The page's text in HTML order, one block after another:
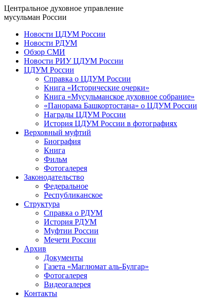
Центральное духовное управление
мусульман России
Новости ЦДУМ России
Новости РДУМ
Обзор СМИ
Новости РИУ ЦДУМ России
ЦДУМ России
Справка о ЦДУМ России
Книга «Исторические очерки»
Книга «Мусульманское духовное собрание»
«Панорама Башкортостана» о ЦДУМ России
Награды ЦДУМ России
История ЦДУМ России в фотографиях
Верховный муфтий
Биография
Книга
Фильм
Фотогалерея
Законодательство
Федеральное
Республиканское
Структура
Справка о РДУМ
История РДУМ
Муфтии России
Мечети России
Архив
Документы
Газета «Маглюмат аль-Булгар»
Фотогалерея
Видеогалерея
Контакты